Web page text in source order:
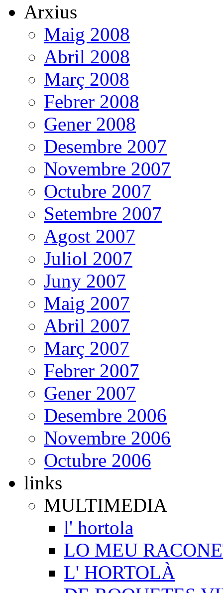
Arxius
Maig 2008
Abril 2008
Març 2008
Febrer 2008
Gener 2008
Desembre 2007
Novembre 2007
Octubre 2007
Setembre 2007
Agost 2007
Juliol 2007
Juny 2007
Maig 2007
Abril 2007
Març 2007
Febrer 2007
Gener 2007
Desembre 2006
Novembre 2006
Octubre 2006
links
MULTIMEDIA
l' hortola
LO MEU
L' HORTOLÀ